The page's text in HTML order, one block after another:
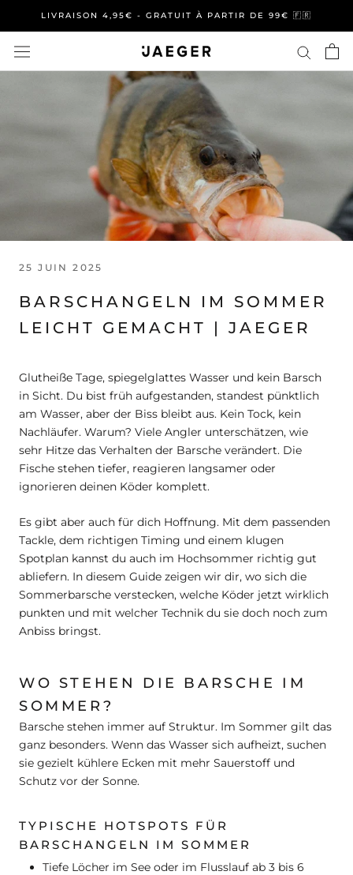
contenu
LIVRAISON 4,95€ - GRATUIT À PARTIR DE 99€ 🇫🇷
25 JUIN 2025
BARSCHANGELN IM SOMMER
LEICHT GEMACHT | JAEGER
Glutheiße Tage, spiegelglattes Wasser und kein Barsch
in Sicht. Du bist früh aufgestanden, standest pünktlich
am Wasser, aber der Biss bleibt aus. Kein Tock, kein
Nachläufer. Warum? Viele Angler unterschätzen, wie
sehr Hitze das Verhalten der Barsche verändert. Die
Fische stehen tiefer, reagieren langsamer oder
ignorieren deinen Köder komplett.
Es gibt aber auch für dich Hoffnung. Mit dem passenden
Tackle, dem richtigen Timing und einem klugen
Spotplan kannst du auch im Hochsommer richtig gut
abliefern. In diesem Guide zeigen wir dir, wo sich die
Sommerbarsche verstecken, welche Köder jetzt wirklich
punkten und mit welcher Technik du sie doch noch zum
Anbiss bringst.
WO STEHEN DIE BARSCHE IM
SOMMER?
Barsche stehen immer auf Struktur. Im Sommer gilt das
ganz besonders. Wenn das Wasser sich aufheizt, suchen
sie gezielt kühlere Ecken mit mehr Sauerstoff und
Schutz vor der Sonne.
TYPISCHE HOTSPOTS FÜR
BARSCHANGELN IM SOMMER
Tiefe Löcher im See oder im Flusslauf ab 3 bis 6